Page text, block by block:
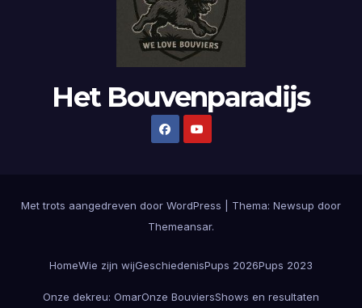
Het Bouvenparadijs
Met trots aangedreven door WordPress Thema: Newsup door
Themeansar.
HomeWie zijn wijGeschiedenisPups 2026Pups 2023
Onze dekreu: OmarOnze BouviersShows en resultaten